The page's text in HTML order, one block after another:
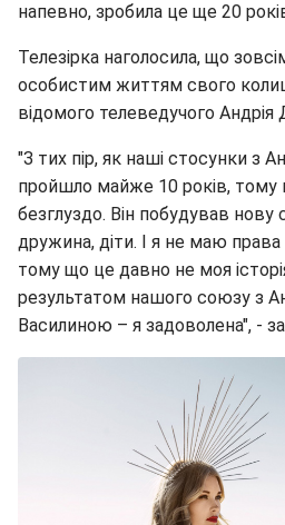
напевно, зробила це ще 20
Телезірка наголосила, що
особистим життям свого
відомого телеведучого
"З тих пір, як наші стосунки з
пройшло майже 10 років, тому
безглуздо. Він побудував нову
дружина, діти. І я не маю
тому що це давно не моя
результатом нашого союзу з
Василиною – я задоволена", -